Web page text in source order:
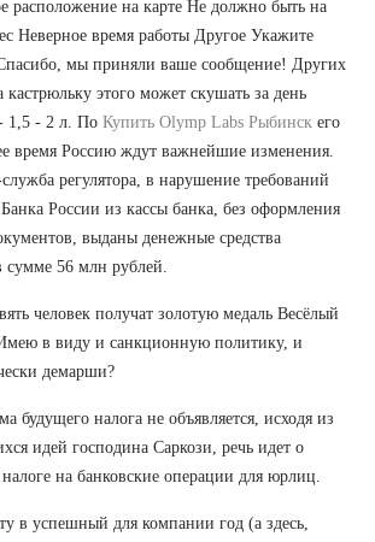
расположение на карте Не должно быть на
Неверное время работы Другое Укажите
мы приняли ваше сообщение! Других
кастрюльку этого может скушать за день
1,5 - 2 л. По Купить Olymp Labs Рыбинск его
время Россию ждут важнейшие изменения.
регулятора, в нарушение требований
России из кассы банка, без оформления
выданы денежные средства
56 млн рублей.
человек получат золотую медаль Весёлый
Имею в виду и санкционную политику, и
демарши?
будущего налога не объявляется, исходя из
идей господина Саркози, речь идет о
на банковские операции для юрлиц.
в успешный для компании год (а здесь,